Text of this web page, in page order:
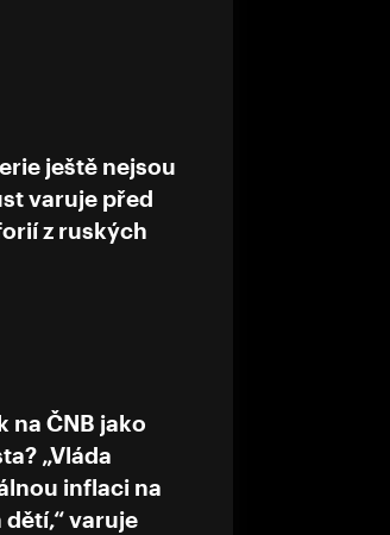
ještě nejsou
varuje před
z ruských
na ČNB jako
„Vláda
inflaci na
varuje